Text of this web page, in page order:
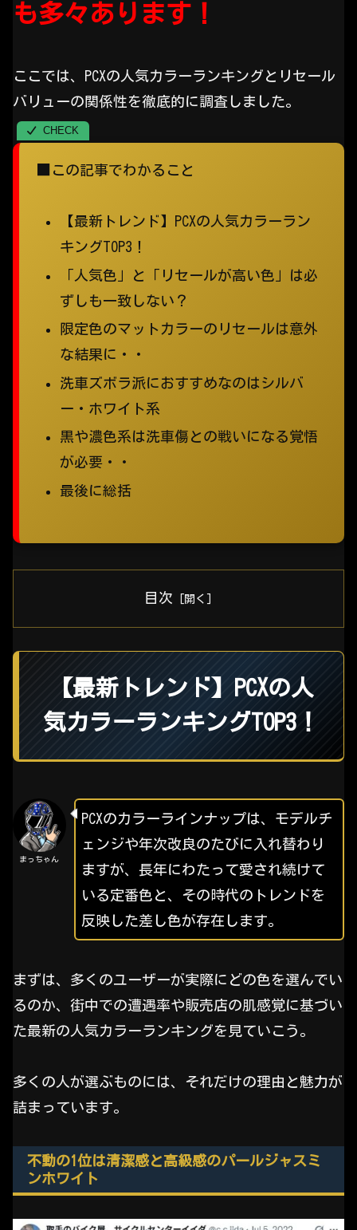
も多々あります！
ここでは、PCXの人気カラーランキングとリセール
バリューの関係性を徹底的に調査しました。
■この記事でわかること
【最新トレンド】PCXの人気カラーラン
キングTOP3！
「人気色」と「リセールが高い色」は必
ずしも一致しない？
限定色のマットカラーのリセールは意外
な結果に・・
洗車ズボラ派におすすめなのはシルバ
ー・ホワイト系
黒や濃色系は洗車傷との戦いになる覚悟
が必要・・
最後に総括
目次
【最新トレンド】PCXの人
気カラーランキングTOP3！
まっちゃん
PCXのカラーラインナップは、モデルチ
ェンジや年次改良のたびに入れ替わり
ますが、長年にわたって愛され続けて
いる定番色と、その時代のトレンドを
反映した差し色が存在します。
まずは、多くのユーザーが実際にどの色を選んでい
るのか、街中での遭遇率や販売店の肌感覚に基づい
た最新の人気カラーランキングを見ていこう。
多くの人が選ぶものには、それだけの理由と魅力が
詰まっています。
不動の1位は清潔感と高級感のパールジャスミ
ンホワイト